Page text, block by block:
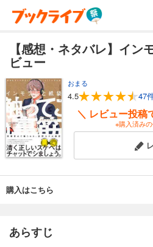
【感想・ネタバレ】イン
ビュー
おまる
4.5 47
＼ レビュー投稿
※購入済み
購入はこちら
あらすじ